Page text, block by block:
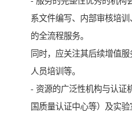
系文件编写、内部审核培
的全流程服务。
同时，应关注其后续增值
人员培训等。
- 资源的广泛性机构与认证
国质量认证中心等）及实